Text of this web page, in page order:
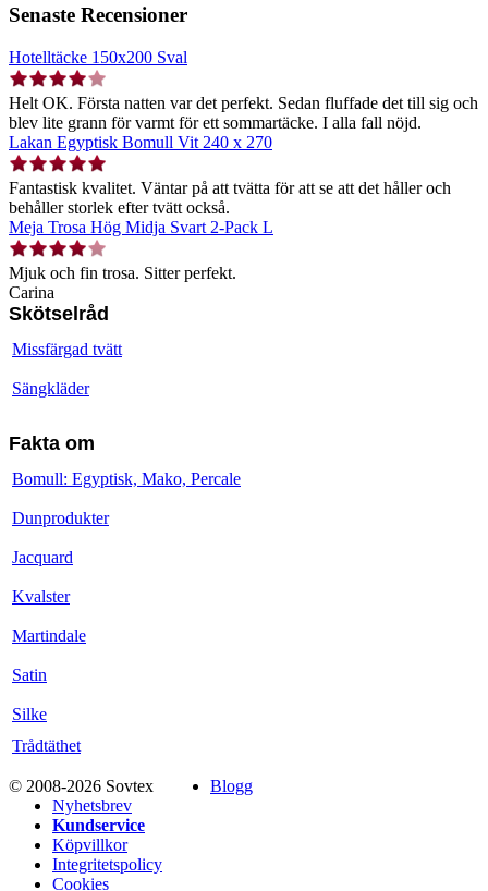
Senaste Recensioner
Hotelltäcke 150x200 Sval
Helt OK. Första natten var det perfekt. Sedan fluffade det till sig och
blev lite grann för varmt för ett sommartäcke. I alla fall nöjd.
Lakan Egyptisk Bomull Vit 240 x 270
Fantastisk kvalitet. Väntar på att tvätta för att se att det håller och
behåller storlek efter tvätt också.
Meja Trosa Hög Midja Svart 2-Pack L
Mjuk och fin trosa. Sitter perfekt.
Carina
Skötselråd
Missfärgad tvätt
Sängkläder
Fakta om
Bomull: Egyptisk, Mako, Percale
Dunprodukter
Jacquard
Kvalster
Martindale
Satin
Silke
Trådtäthet
© 2008-2026 Sovtex
Blogg
Nyhetsbrev
Kundservice
Köpvillkor
Integritetspolicy
Cookies